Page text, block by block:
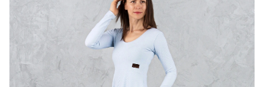
Dárkové poukazy
Vlastní design
Měna